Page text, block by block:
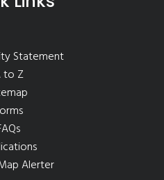
Statement
to Z
Alerter